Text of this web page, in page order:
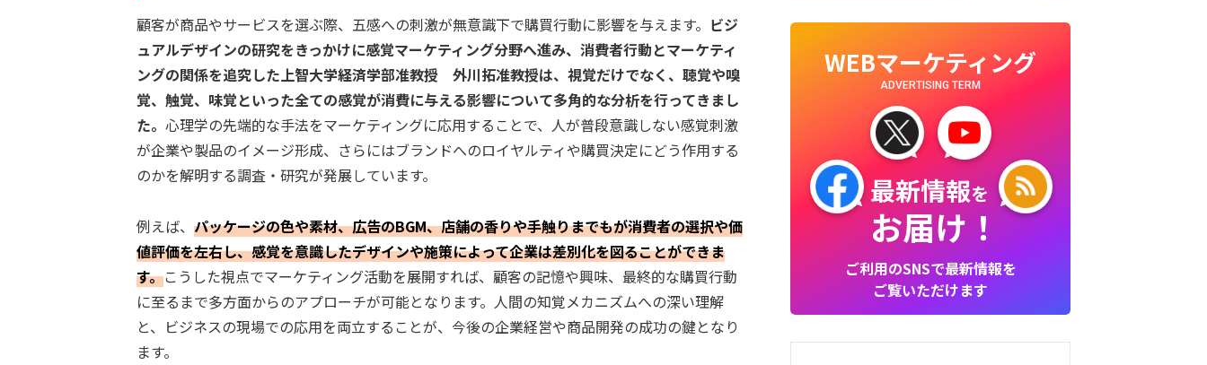
顧客が商品やサービスを選ぶ際、五感への刺激が無意識下で購買行動に影響を与えます。 ビジ
ュアルデザインの研究をきっかけに感覚マーケティング分野へ進み、消費者行動とマーケティ
ングの関係を追究した上智大学経済学部准教授 外川拓准教授は、視覚だけでなく、聴覚や嗅
覚、触覚、味覚といった全ての感覚が消費に与える影響について多角的な分析を行ってきまし
た。 心理学の先端的な手法をマーケティングに応用することで、人が普段意識しない感覚刺激
が企業や製品のイメージ形成、さらにはブランドへのロイヤルティや購買決定にどう作用する
のかを解明する調査・研究が発展しています。
例えば、 パッケージの色や素材、広告のBGM、店舗の香りや手触りまでもが消費者の選択や価
値評価を左右し、感覚を意識したデザインや施策によって企業は差別化を図ることができま
す。こうした視点でマーケティング活動を展開すれば、顧客の記憶や興味、最終的な購買行動
に至るまで多方面からのアプローチが可能となります。人間の知覚メカニズムへの深い理解
と、ビジネスの現場での応用を両立することが、今後の企業経営や商品開発の成功の鍵となり
ます。
WEBマーケティング
ADVERTISING TERM
最新情報を
お届け！
ご利用のSNSで最新情報を
ご覧いただけます